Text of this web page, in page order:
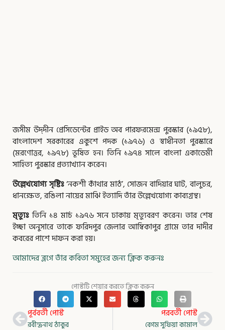
জসীম উদ্‌দীন প্রেসিডেন্টের প্রাইড অব পারফরমেন্স পুরস্কার (১৯৫৮),
বাংলাদেশ সরকারের একুশে পদক (১৯৭৬) ও স্বাধীনতা পুরস্কারে
(মরণোত্তর, ১৯৭৮) ভূষিত হন। তিনি ১৯৭৪ সালে বাংলা একাডেমী
সাহিত্য পুরস্কার প্রত্যাখ্যান করেন।
উল্লেখযোগ্য সৃষ্টিঃ‘নকশী কাঁথার মাঠ’, সোজন বাদিয়ার ঘাট, বালুচর,
ধানক্ষেত, রঙিলা নায়ের মাঝি ইত্যাদি তাঁর উল্লেখযোগ্য কাব্যগ্রন্থ।
মৃত্যুঃতিনি ১৪ মার্চ ১৯৭৬ সনে ঢাকায় মৃত্যুবরণ করেন। তার শেষ
ইচ্ছা অনুসারে তাকে ফরিদপুর জেলার আম্বিকাপুর গ্রামে তার দাদীর
কবরের পাশে দাফন করা হয়।
আমাদের ব্লগে তাঁর কবিতা সমুহের জন্য ক্লিক করুনঃ
পোস্টটি শেয়ার করতে ক্লিক করুন
Prevপূর্ববর্তী পোস্ট
রবীন্দ্রনাথ ঠাকুর
পরবর্তী পোস্ট
বেগম সুফিয়া কামাল